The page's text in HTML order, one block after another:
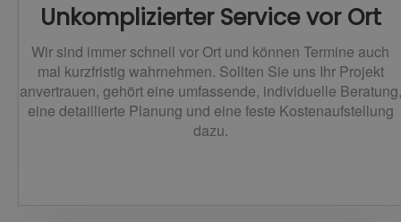
Unkomplizierter Service vor Ort
Wir sind immer schnell vor Ort und können Termine auch
mal kurzfristig wahrnehmen. Sollten Sie uns Ihr Projekt
anvertrauen, gehört eine umfassende, individuelle Beratung,
eine detaillierte Planung und eine feste Kostenaufstellung
dazu.